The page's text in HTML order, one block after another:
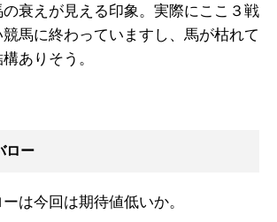
衰えが見える印象。実際にここ３戦
馬に終わっていますし、馬が枯れて
ありそう。
ロー
は今回は期待値低いか。